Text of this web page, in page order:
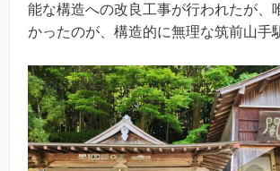
能な構造への改良工事が行われたが、
かったのが、構造的に無理な筑前山手